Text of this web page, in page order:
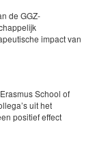
de GGZ-
impact van
School of
uit het
positief effect